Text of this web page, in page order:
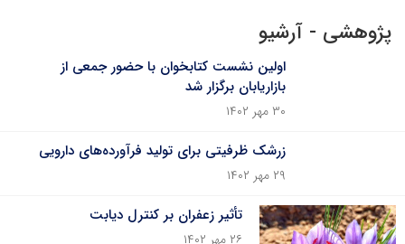
پژوهشی - آرشیو
اولین نشست کتابخوان با حضور جمعی از
بازاریابان برگزار شد
۳۰ مهر ۱۴۰۲
زرشک ظرفیتی برای تولید فرآورده‌های دارویی
۲۹ مهر ۱۴۰۲
تأثیر زعفران بر کنترل دیابت
۲۶ مهر ۱۴۰۲